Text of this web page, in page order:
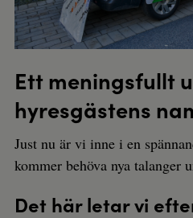
Ett meningsfullt
hyresgästens
Just nu är vi inne i en
kommer behöva nya talanger
Det här letar vi